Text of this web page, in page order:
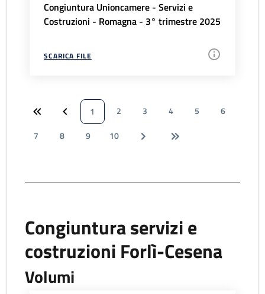
Congiuntura Unioncamere - Servizi e
Costruzioni - Romagna - 3° trimestre 2025
SCARICA FILE
1 2 3 4 5
6
7
8 9 10
Congiuntura servizi e
costruzioni Forlì-Cesena
Volumi